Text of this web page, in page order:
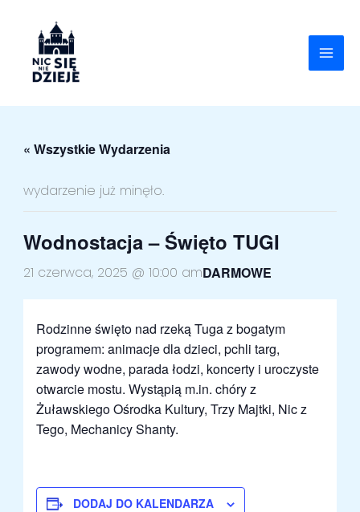
content
« Wszystkie Wydarzenia
wydarzenie już minęło.
Wodnostacja – Święto TUGI
21 czerwca, 2025 @ 10:00 amDARMOWE
Rodzinne święto nad rzeką Tuga z bogatym
programem: animacje dla dzieci, pchli targ,
zawody wodne, parada łodzi, koncerty i uroczyste
otwarcie mostu. Wystąpią m.in. chóry z
Żuławskiego Ośrodka Kultury, Trzy Majtki, Nic z
Tego, Mechanicy Shanty.
DODAJ DO KALENDARZA